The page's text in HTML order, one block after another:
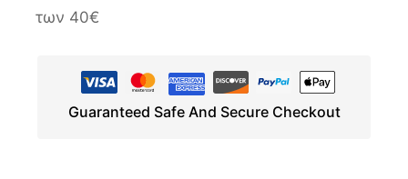
των 40€
Guaranteed Safe And Secure Checkout